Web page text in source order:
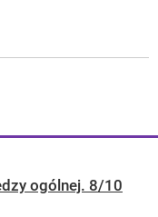
ogólnej. 8/10